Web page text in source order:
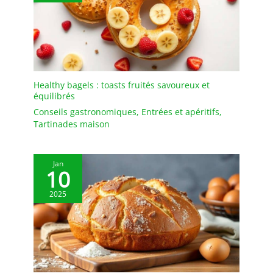
Healthy bagels : toasts fruités savoureux et
équilibrés
Conseils gastronomiques, Entrées et apéritifs,
Tartinades maison
Jan
10
2025